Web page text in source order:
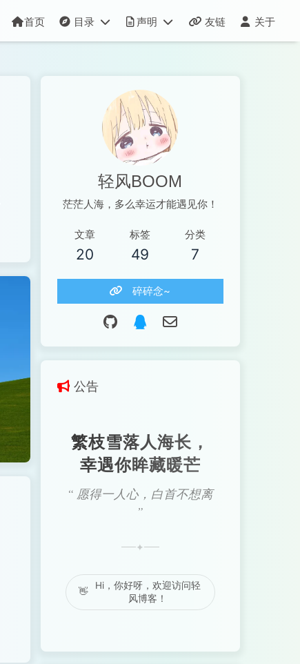
首页 目录 声明 友链 关于
轻风BOOM
茫茫人海，多么幸运才能遇见你！
文章
20
标签
49
分类
7
碎碎念~
公告
繁枝雪落人海长，
幸遇你眸藏暖芒
“ 愿得一人心，白首不想离
”
✦
👋
Hi，你好呀，欢迎访问轻
风博客！